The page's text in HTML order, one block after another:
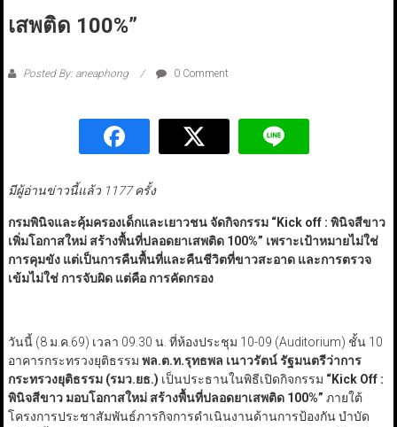
เสพติด 100%”
Posted By: aneaphong 0 Comment
มีผู้อ่านข่าวนี้แล้ว 1177 ครั้ง
กรมพินิจและคุ้มครองเด็กและเยาวชน จัดกิจกรรม “Kick off : พินิจสีขาว
เพิ่มโอกาสใหม่ สร้างพื้นที่ปลอดยาเสพติด 100%” เพราะเป้าหมายไม่ใช่
การคุมขัง แต่เป็นการคืนพื้นที่และคืนชีวิตที่ขาวสะอาด และการตรวจ
เข้มไม่ใช่ การจับผิด แต่คือ การคัดกรอง
วันนี้ (8 ม.ค.69) เวลา 09.30 น. ที่ห้องประชุม 10-09 (Auditorium) ชั้น 10
อาคารกระทรวงยุติธรรม พล.ต.ท.รุทธพล เนาวรัตน์ รัฐมนตรีว่าการ
กระทรวงยุติธรรม (รมว.ยธ.) เป็นประธานในพิธีเปิดกิจกรรม “Kick Off :
พินิจสีขาว มอบโอกาสใหม่ สร้างพื้นที่ปลอดยาเสพติด 100%” ภายใต้
โครงการประชาสัมพันธ์ภารกิจการดำเนินงานด้านการป้องกัน บำบัด